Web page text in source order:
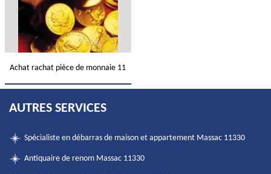
Achat rachat pièce de monnaie 11
AUTRES SERVICES
Spécialiste en débarras de maison et appartement Massac 11330
Antiquaire de renom Massac 11330